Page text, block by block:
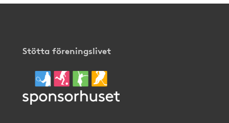
Stötta föreningslivet